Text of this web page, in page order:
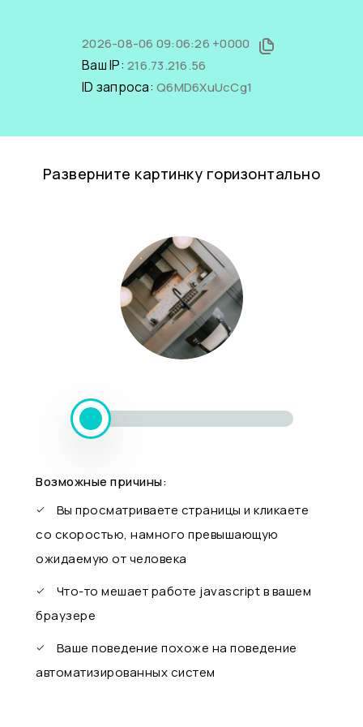
2026-08-06 09:06:26 +0000
Ваш IP: 216.73.216.56
ID запроса: Q6MD6XuUcCg1
Разверните картинку горизонтально
Возможные причины:
Вы просматриваете страницы и кликаете
со скоростью, намного превышающую
ожидаемую от человека
Что-то мешает работе javascript в вашем
браузере
Ваше поведение похоже на поведение
автоматизированных систем